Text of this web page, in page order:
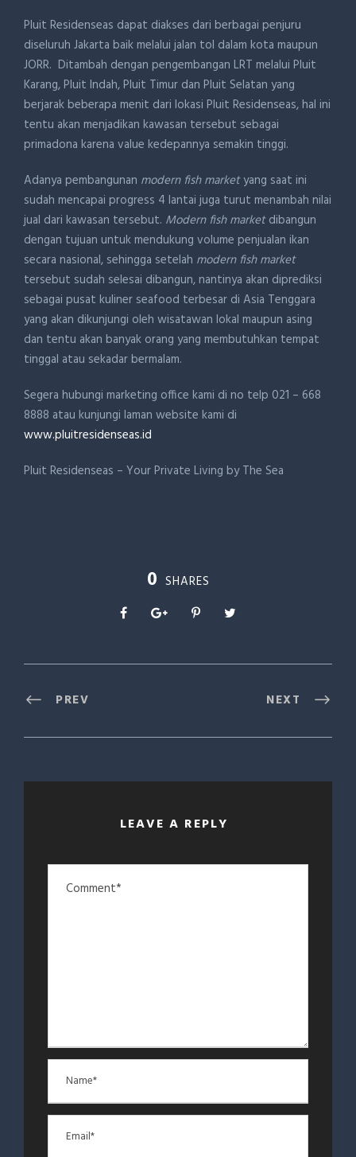
Pluit Residenseas dapat diakses dari berbagai penjuru
diseluruh Jakarta baik melalui jalan tol dalam kota maupun
JORR. Ditambah dengan pengembangan LRT melalui Pluit
Karang, Pluit Indah, Pluit Timur dan Pluit Selatan yang
berjarak beberapa menit dari lokasi Pluit Residenseas, hal ini
tentu akan menjadikan kawasan tersebut sebagai
primadona karena value kedepannya semakin tinggi.
Adanya pembangunan modern fish marketyang saat ini
sudah mencapai progress 4 lantai juga turut menambah nilai
jual dari kawasan tersebut. Modern fish marketdibangun
dengan tujuan untuk mendukung volume penjualan ikan
secara nasional, sehingga setelah modern fish market
tersebut sudah selesai dibangun, nantinya akan diprediksi
sebagai pusat kuliner seafood terbesar di Asia Tenggara
yang akan dikunjungi oleh wisatawan lokal maupun asing
dan tentu akan banyak orang yang membutuhkan tempat
tinggal atau sekadar bermalam.
Segera hubungi marketing office kami di no telp 021 – 668
8888 atau kunjungi laman website kami di
www.pluitresidenseas.id
Pluit Residenseas – Your Private Living by The Sea
0 SHARES
PREV NEXT
LEAVE A REPLY